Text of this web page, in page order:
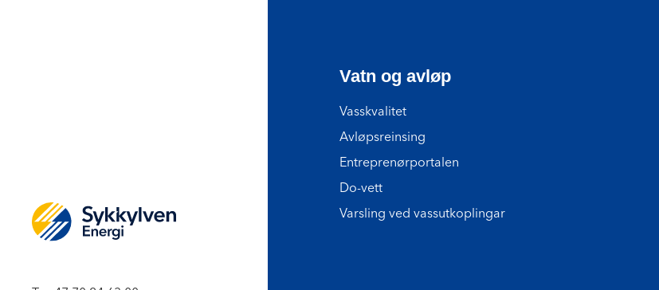
Vatn og avløp
Vasskvalitet
Avløpsreinsing
Entreprenørportalen
Do-vett
Varsling ved vassutkoplingar